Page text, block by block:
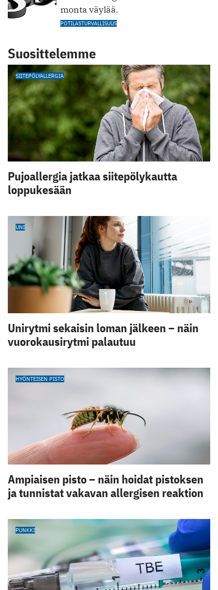
monta väylää.
POTILASTURVALLISUUS
Suosittelemme
SIITEPÖLYALLERGIA
Pujoallergia jatkaa siitepölykautta
loppukesään
UNI
Unirytmi sekaisin loman jälkeen – näin
vuorokausirytmi palautuu
HYÖNTEISEN PISTO
Ampiaisen pisto – näin hoidat pistoksen
ja tunnistat vakavan allergisen reaktion
PUNKKI